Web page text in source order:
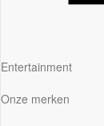
Entertainment
Onze merken